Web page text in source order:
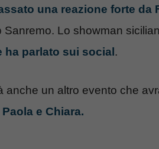
una reazione forte da
Lo showman
parlato sui social .
anche un altro evento che
e Chiara.